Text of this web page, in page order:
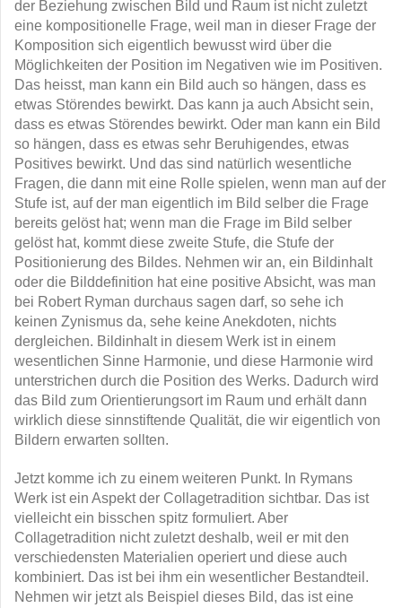
der Beziehung zwischen Bild und Raum ist nicht zuletzt
eine kompositionelle Frage, weil man in dieser Frage der
Komposition sich eigentlich bewusst wird über die
Möglichkeiten der Position im Negativen wie im Positiven.
Das heisst, man kann ein Bild auch so hängen, dass es
etwas Störendes bewirkt. Das kann ja auch Absicht sein,
dass es etwas Störendes bewirkt. Oder man kann ein Bild
so hängen, dass es etwas sehr Beruhigendes, etwas
Positives bewirkt. Und das sind natürlich wesentliche
Fragen, die dann mit eine Rolle spielen, wenn man auf der
Stufe ist, auf der man eigentlich im Bild selber die Frage
bereits gelöst hat; wenn man die Frage im Bild selber
gelöst hat, kommt diese zweite Stufe, die Stufe der
Positionierung des Bildes. Nehmen wir an, ein Bildinhalt
oder die Bilddefinition hat eine positive Absicht, was man
bei Robert Ryman durchaus sagen darf, so sehe ich
keinen Zynismus da, sehe keine Anekdoten, nichts
dergleichen. Bildinhalt in diesem Werk ist in einem
wesentlichen Sinne Harmonie, und diese Harmonie wird
unterstrichen durch die Position des Werks. Dadurch wird
das Bild zum Orientierungsort im Raum und erhält dann
wirklich diese sinnstiftende Qualität, die wir eigentlich von
Bildern erwarten sollten.
Jetzt komme ich zu einem weiteren Punkt. In Rymans
Werk ist ein Aspekt der Collagetradition sichtbar. Das ist
vielleicht ein bisschen spitz formuliert. Aber
Collagetradition nicht zuletzt deshalb, weil er mit den
verschiedensten Materialien operiert und diese auch
kombiniert. Das ist bei ihm ein wesentlicher Bestandteil.
Nehmen wir jetzt als Beispiel dieses Bild, das ist eine